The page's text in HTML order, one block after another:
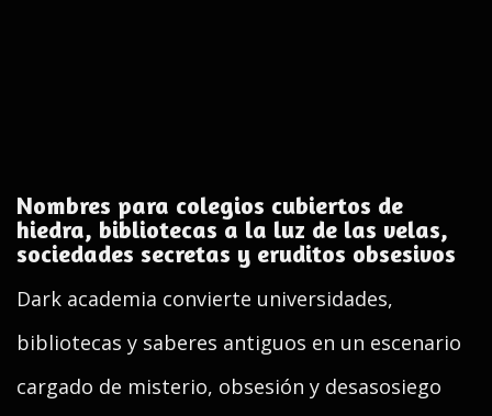
Nombres para colegios cubiertos de
hiedra, bibliotecas a la luz de las velas,
sociedades secretas y eruditos obsesivos
Dark academia convierte universidades,
bibliotecas y saberes antiguos en un escenario
cargado de misterio, obsesión y desasosiego